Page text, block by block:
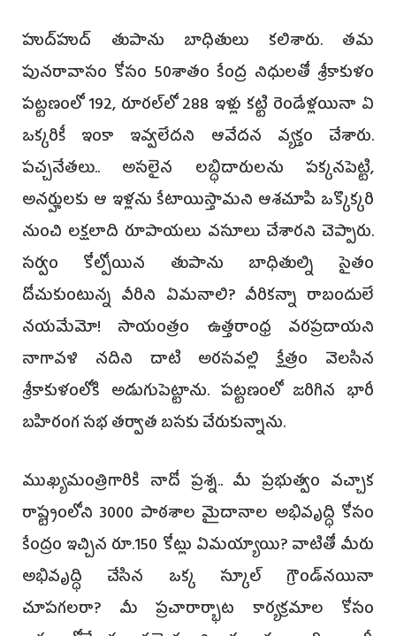
హుద్‌హుద్‌ తుపాను బాధితులు కలిశారు. తమ
పునరావాసం కోసం 50శాతం కేంద్ర నిధులతో శ్రీకాకుళం
పట్టణంలో 192, రూరల్‌లో 288 ఇళ్లు కట్టి రెండేళ్లయినా ఏ
ఒక్కరికీ ఇంకా ఇవ్వలేదని ఆవేదన వ్యక్తం చేశారు.
పచ్చనేతలు.. అసలైన లబ్ధిదారులను పక్కనపెట్టి,
అనర్హులకు ఆ ఇళ్లను కేటాయిస్తామని ఆశచూపి ఒక్కొక్కరి
నుంచి లక్షలాది రూపాయలు వసూలు చేశారని చెప్పారు.
సర్వం కోల్పోయిన తుపాను బాధితుల్ని సైతం
దోచుకుంటున్న వీరిని ఏమనాలి? వీరికన్నా రాబందులే
నయమేమో! సాయంత్రం ఉత్తరాంధ్ర వరప్రదాయని
నాగావళి నదిని దాటి అరసవల్లి క్షేత్రం వెలసిన
శ్రీకాకుళంలోకి అడుగుపెట్టాను. పట్టణంలో జరిగిన భారీ
బహిరంగ సభ తర్వాత బసకు చేరుకున్నాను.
ముఖ్యమంత్రిగారికి నాదో ప్రశ్న.. మీ ప్రభుత్వం వచ్చాక
రాష్ట్రంలోని 3000 పాఠశాల మైదానాల అభివృద్ధి కోసం
కేంద్రం ఇచ్చిన రూ.150 కోట్లు ఏమయ్యాయి? వాటితో మీరు
అభివృద్ధి చేసిన ఒక్క స్కూల్‌ గ్రౌండ్‌నయినా
చూపగలరా? మీ ప్రచారార్భాట కార్యక్రమాల కోసం